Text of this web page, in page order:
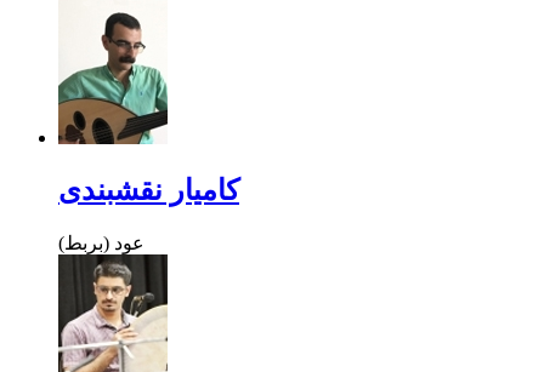
کامیار نقشبندی
عود (بربط)